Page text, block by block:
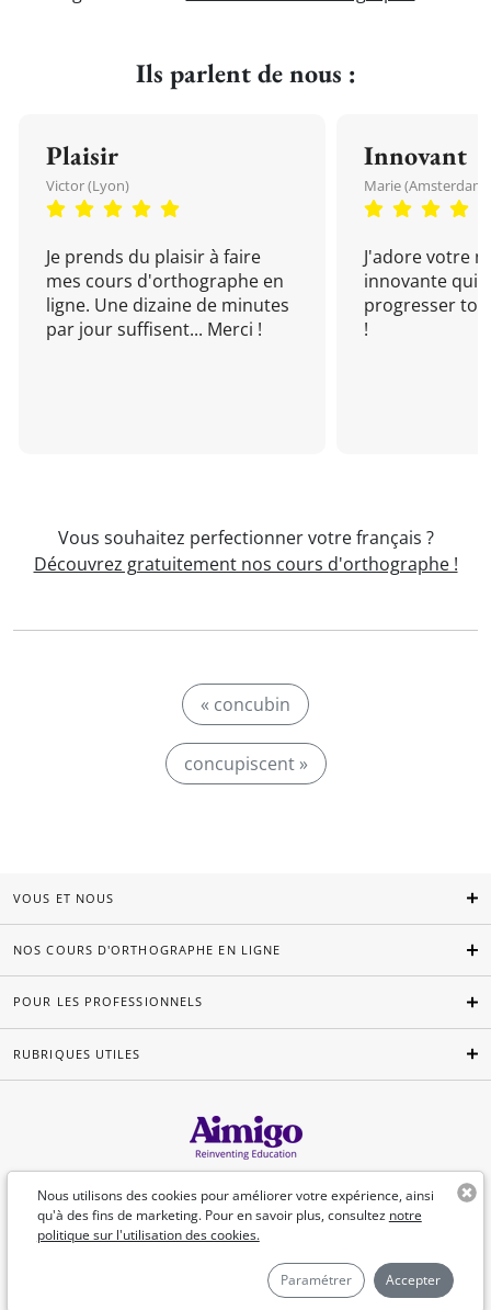
Ils parlent de nous :
Plaisir
Victor (Lyon)
Je prends du plaisir à faire
mes cours d'orthographe en
ligne. Une dizaine de minutes
par jour suffisent... Merci !
Innovant
Marie (Amsterdam)
J'adore votre
innovante qui
progresser
!
Vous souhaitez perfectionner votre français ?
Découvrez gratuitement nos cours d'orthographe !
« concubin
concupiscent »
Nous utilisons des cookies pour améliorer votre expérience, ainsi
qu'à des fins de marketing. Pour en savoir plus, consultez notre
politique sur l'utilisation des cookies.
Paramétrer Accepter
VOUS ET NOUS
NOS COURS D'ORTHOGRAPHE EN LIGNE
POUR LES PROFESSIONNELS
RUBRIQUES UTILES
Français
©Aimigo 2026